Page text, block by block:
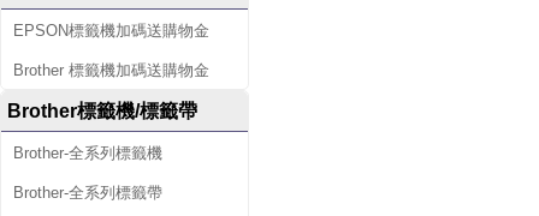
EPSON標籤機加碼送購物金
Brother 標籤機加碼送購物金
Brother標籤機/標籤帶
Brother-全系列標籤機
Brother-全系列標籤帶